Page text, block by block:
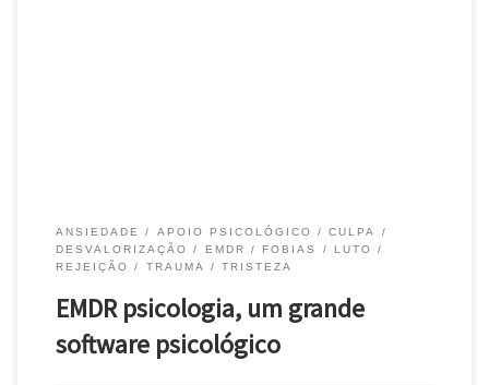
ANSIEDADE APOIO PSICOLÓGICO
CULPA
DESVALORIZAÇÃO
EMDR FOBIAS
LUTO
REJEIÇÃO
TRAUMA TRISTEZA
EMDR psicologia, um grande
software psicológico